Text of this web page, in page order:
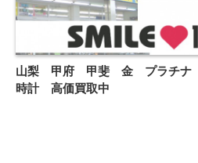
山梨 甲府 甲斐 金 プラチナ
時計 高価買取中